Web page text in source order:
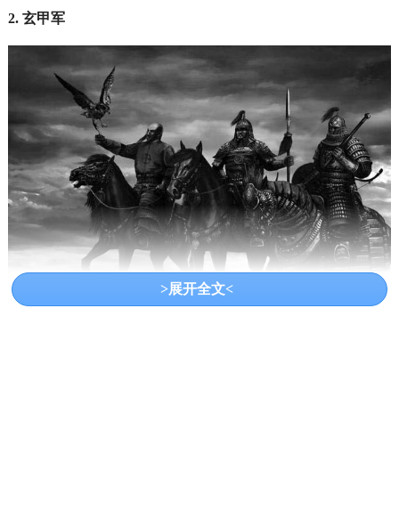
2. 玄甲军
>展开全文<